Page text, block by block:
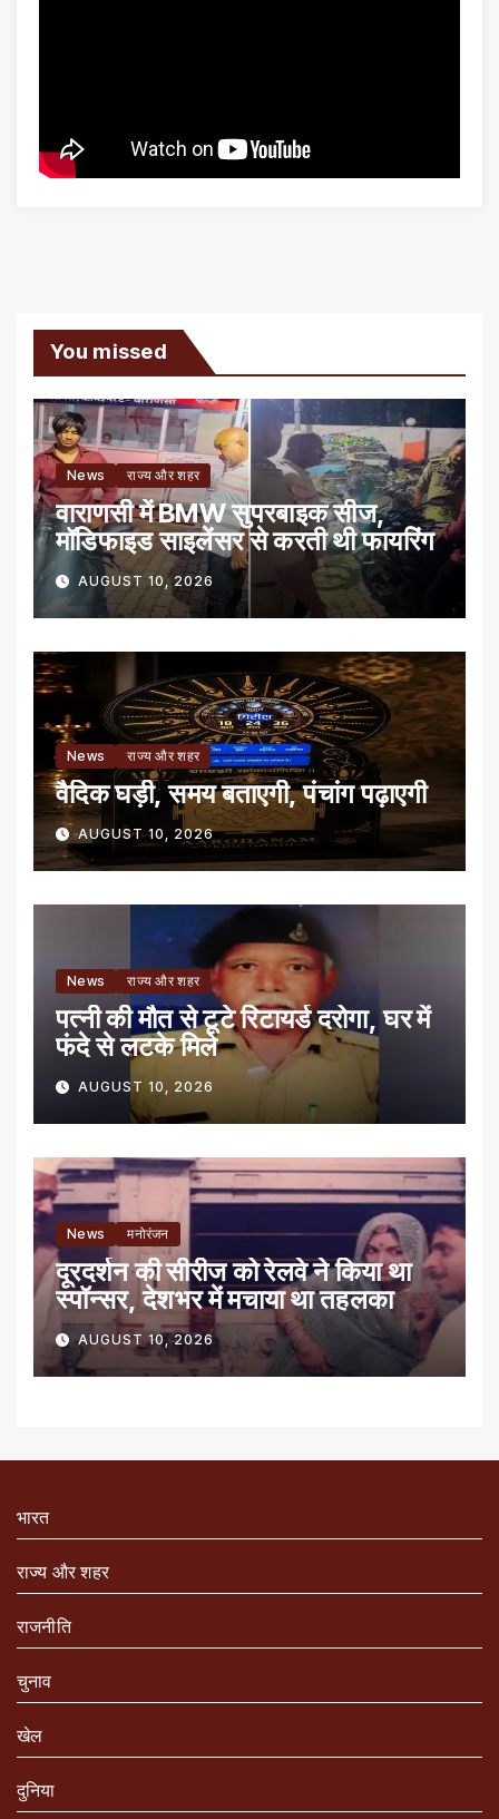
You missed
News राज्य और शहर
वाराणसी में BMW सुपरबाइक सीज,
मॉडिफाइड साइलेंसर से करती थी फायरिंग
AUGUST 10, 2026
News राज्य और शहर
वैदिक घड़ी, समय बताएगी, पंचांग पढ़ाएगी
AUGUST 10, 2026
News राज्य और शहर
पत्नी की मौत से टूटे रिटायर्ड दरोगा, घर में
फंदे से लटके मिले
AUGUST 10, 2026
News मनोरंजन
दूरदर्शन की सीरीज को रेलवे ने किया था
स्पॉन्सर, देशभर में मचाया था तहलका
AUGUST 10, 2026
भारत
राज्य और शहर
राजनीति
चुनाव
खेल
दुनिया